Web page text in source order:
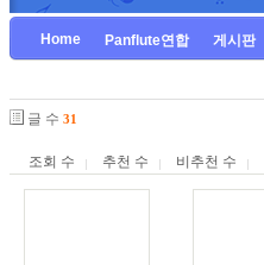
Home Panflute연합 게시판
글 수 31
조회 수 추천 수 비추천 수